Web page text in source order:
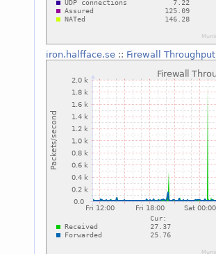
iron.halfface.se:: Firewall Throughput